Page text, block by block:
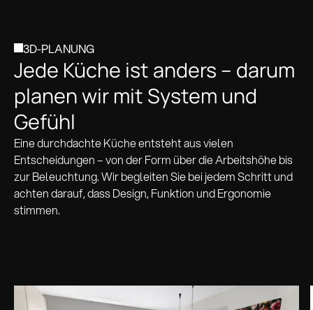
3D-PLANUNG
Jede Küche ist anders – darum
planen wir mit System und
Gefühl
Eine durchdachte Küche entsteht aus vielen
Entscheidungen – von der Form über die Arbeits­höhe bis
zur Beleuchtung. Wir begleiten Sie bei jedem Schritt und
achten darauf, dass Design, Funktion und Ergonomie
stimmen.